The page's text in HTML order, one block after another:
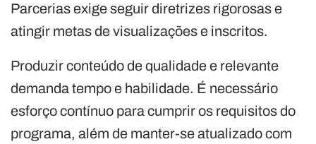
Parcerias exige seguir diretrizes rigorosas e
atingir metas de visualizações e inscritos.
Produzir conteúdo de qualidade e relevante
demanda tempo e habilidade. É necessário
esforço contínuo para cumprir os requisitos do
programa, além de manter-se atualizado com